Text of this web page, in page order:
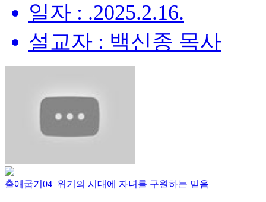
일자 : .2025.2.16.
설교자 : 백신종 목사
출애굽기04_위기의 시대에 자녀를 구원하는 믿음